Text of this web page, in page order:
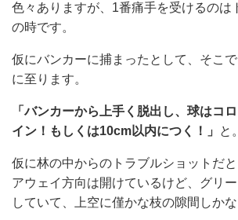
色々ありますが、1番痛手を受けるのは
の時です。
仮にバンカーに捕まったとして、そこ
に至ります。
「バンカーから上手く脱出し、球はコ
イン！もしくは10cm以内につく！」
と。
仮に林の中からのトラブルショットだ
アウェイ方向は開けているけど、グリ
していて、上空に僅かな枝の隙間しかな